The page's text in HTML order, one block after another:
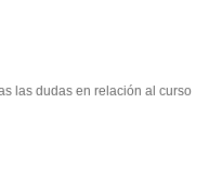
las dudas en relación al curso